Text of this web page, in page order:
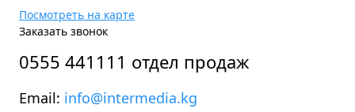
Посмотреть на карте
Заказать звонок
0555 441111 отдел продаж
Email: info@intermedia.kg